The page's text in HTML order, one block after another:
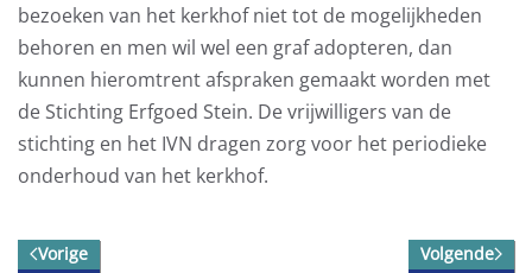
bezoeken van het kerkhof niet tot de mogelijkheden
behoren en men wil wel een graf adopteren, dan
kunnen hieromtrent afspraken gemaakt worden met
de Stichting Erfgoed Stein. De vrijwilligers van de
stichting en het IVN dragen zorg voor het periodieke
onderhoud van het kerkhof.
Vorige Volgende